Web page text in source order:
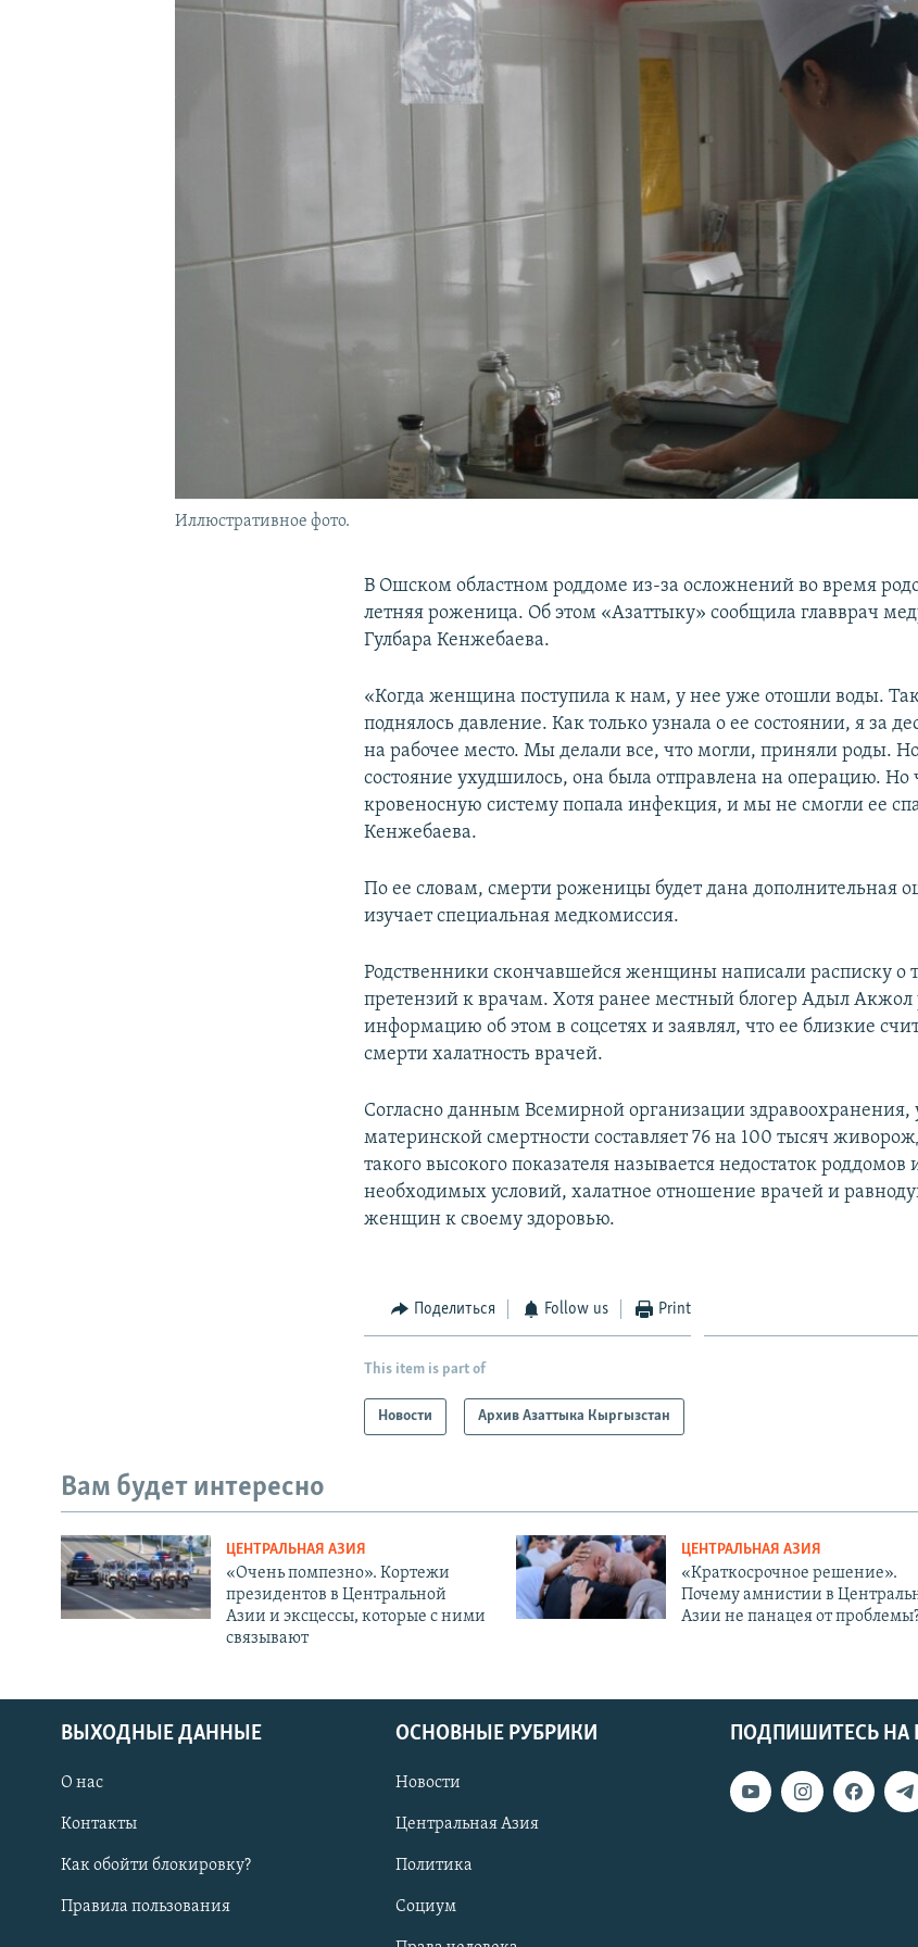
Иллюстративное фото.
В Ошском областном роддоме из-за осложнений во время
летняя роженица. Об этом «Азаттыку» сообщила главврач
Гулбара Кенжебаева.
«Когда женщина поступила к нам, у нее уже отошли воды.
поднялось давление. Как только узнала о ее состоянии, я за
на рабочее место. Мы делали все, что могли, приняли роды. Но
состояние ухудшилось, она была отправлена на операцию. Но
кровеносную систему попала инфекция, и мы не смогли ее
Кенжебаева.
По ее словам, смерти роженицы будет дана дополнительная
изучает специальная медкомиссия.
Родственники скончавшейся женщины написали расписку о
претензий к врачам. Хотя ранее местный блогер Адыл Акжол
информацию об этом в соцсетях и заявлял, что ее близкие
смерти халатность врачей.
Согласно данным Всемирной организации здравоохранения,
материнской смертности составляет 76 на 100 тысяч
такого высокого показателя называется недостаток роддомов
необходимых условий, халатное отношение врачей и
женщин к своему здоровью.
Поделиться Follow us Print
This item is part of
Новости Архив Азаттыка Кыргызстан
Вам будет интересно
ЦЕНТРАЛЬНАЯ АЗИЯ
«Очень помпезно». Кортежи
президентов в Центральной
Азии и эксцессы, которые с ними
связывают
ЦЕНТРАЛЬНАЯ АЗИЯ
«Краткосрочное решение».
Почему амнистии в
Азии не панацея от
ПОДПИШИТЕСЬ НА
ВЫХОДНЫЕ ДАННЫЕ
О нас
Контакты
Как обойти блокировку?
Правила пользования
ОСНОВНЫЕ РУБРИКИ
Новости
Центральная Азия
Политика
Социум